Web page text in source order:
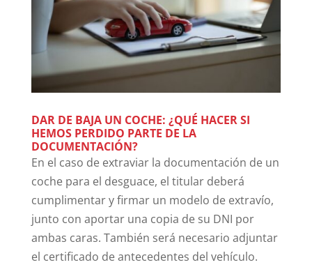
DAR DE BAJA UN COCHE: ¿QUÉ HACER SI
HEMOS PERDIDO PARTE DE LA
DOCUMENTACIÓN?
En el caso de extraviar la documentación de un
coche para el desguace, el titular deberá
cumplimentar y firmar un modelo de extravío,
junto con aportar una copia de su DNI por
ambas caras. También será necesario adjuntar
el certificado de antecedentes del vehículo.